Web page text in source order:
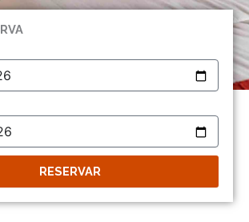
Y
CONFORT
podrá encontrar una
RESERVAR